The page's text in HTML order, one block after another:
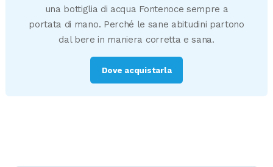
una bottiglia di acqua Fontenoce sempre a
portata di mano. Perché le sane abitudini partono
dal bere in maniera corretta e sana.
Dove acquistarla